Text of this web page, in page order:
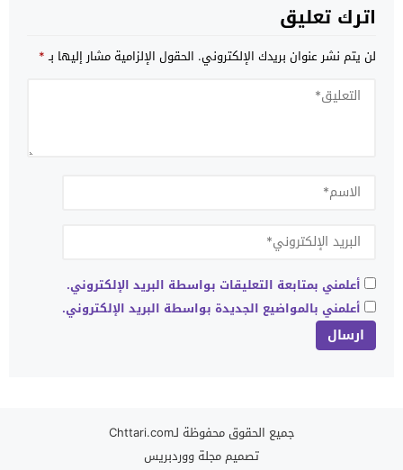
اترك تعليق
لن يتم نشر عنوان بريدك الإلكتروني. الحقول الإلزامية مشار إليها بـ*
أعلمني بمتابعة التعليقات بواسطة البريد الإلكتروني.
أعلمني بالمواضيع الجديدة بواسطة البريد الإلكتروني.
جميع الحقوق محفوظة لـChttari.com
تصميممجلة ووردبريس